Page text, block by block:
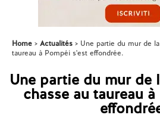
Home Actualités
Une partie du mur de
taureau à Pompéi s'est effondrée.
Une partie du mur de
chasse au taureau